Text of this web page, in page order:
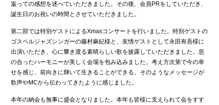
返っての感想を述べていただきました。その後、会員PRをしていただき、
誕生日のお祝いの時間とさせていただきました。
第二部では特別ゲストによるXmasコンサートを行いました。特別ゲストの
ゴスペルジャズシンガーの藤村麻紀様と、友情ゲストとして永田有吾様に
出演いただき、心に響き渡る素晴らしい歌を披露していただきました。息
の合ったハーモニーが美しく会場を包み込みました。考え方次第で今の幸
せを感じ、前向きに輝いて生きることができる。そのようなメッセージが
歌声やMCから伝わってきたように感じました。
本年の納会も無事に盛会となりました。本年も皆様に支えられて会をすす